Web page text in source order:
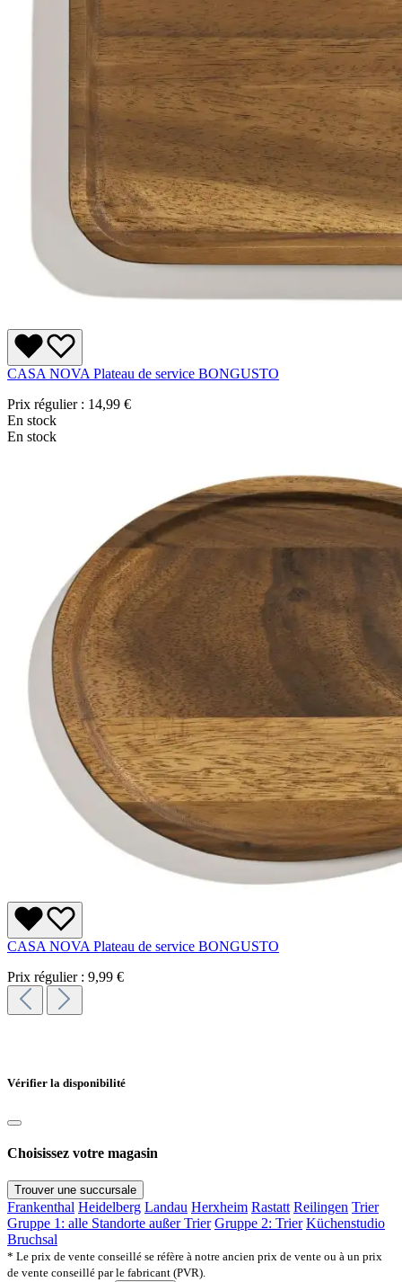
CASA NOVA Plateau de service BONGUSTO
Prix régulier : 14,99 €
En stock
En stock
CASA NOVA Plateau de service BONGUSTO
Prix régulier : 9,99 €
Vérifier la disponibilité
Choisissez votre magasin
Trouver une succursale
Frankenthal Heidelberg Landau Herxheim Rastatt Reilingen Trier
Gruppe 1: alle Standorte außer Trier Gruppe 2: Trier Küchenstudio
Bruchsal
* Le prix de vente conseillé se réfère à notre ancien prix de vente ou à un prix
de vente conseillé par le fabricant (PVR).